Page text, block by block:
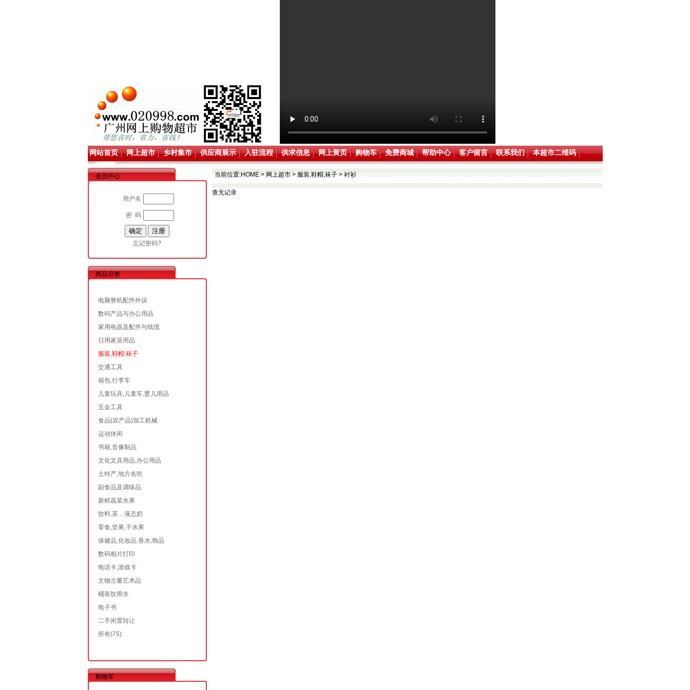
网站首页 网上超市 乡村集市 供应商展示 入驻流程 供求信息 网上黄页 购物车 免费商城 帮助中心 客户留言 联系我们 本超市二维码
会员中心
用户名
密 码
忘记密码?
商品分类
电脑整机配件外设
数码产品与办公用品
家用电器及配件与线缆
日用家居用品
服装,鞋帽,袜子
交通工具
箱包,行李车
儿童玩具,儿童车,婴儿用品
五金工具
食品(农产品)加工机械
运动休闲
书籍,音像制品
文化文具用品,办公用品
土特产,地方名吃
副食品及调味品
新鲜蔬菜水果
饮料,茶，液态奶
零食,坚果,干水果
保健品,化妆品,香水,饰品
数码相片打印
电话卡,游戏卡
文物古董艺术品
桶装饮用水
电子书
二手闲置转让
所有(75)
购物车
当前位置:HOME> 网上超市> 服装,鞋帽,袜子> 衬衫
查无记录